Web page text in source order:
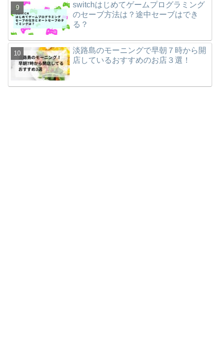
switchはじめてゲームプログラミング
のセーブ方法は？途中セーブはでき
る？
淡路島のモーニングで早朝７時から開
店しているおすすめのお店３選！